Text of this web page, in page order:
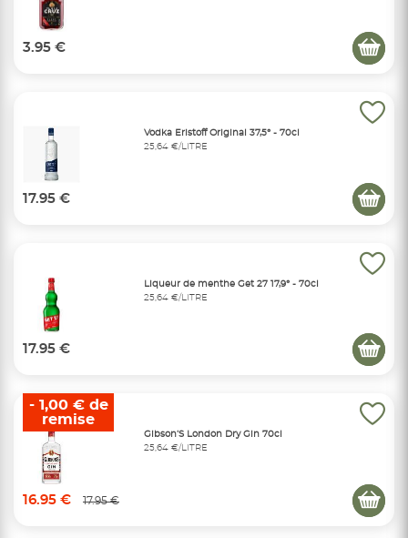
3.95 €
Vodka Eristoff Original 37,5° - 70cl
25,64 €/LITRE
17.95 €
Liqueur de menthe Get 27 17,9° - 70cl
25,64 €/LITRE
17.95 €
Gibson’S London Dry Gin 70cl
25,64 €/LITRE
16.95 € 17.95 €
- 1,00 € de
remise